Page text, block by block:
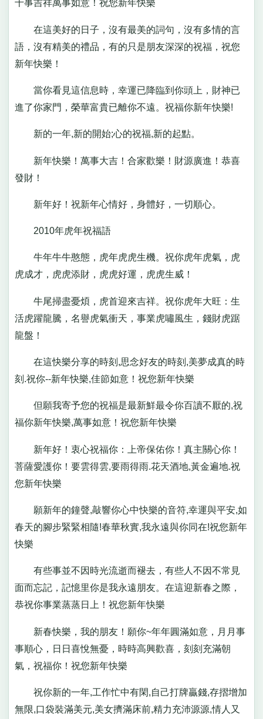
千事吉祥萬事如意！祝您新年快樂
在這美好的日子，沒有最美的詞句，沒有多情的言
語，沒有精美的禮品，有的只是朋友深深的祝福，祝您
新年快樂！
當你看見這信息時，幸運已降臨到你頭上，財神已
進了你家門，榮華富貴已離你不遠。祝福你新年快樂!
新的一年,新的開始;心的祝福,新的起點。
新年快樂！萬事大吉！合家歡樂！財源廣進！恭喜
發財！
新年好！祝新年心情好，身體好，一切順心。
2010年虎年祝福語
牛年牛牛憨態，虎年虎虎生機。祝你虎年虎氣，虎
虎成才，虎虎添財，虎虎好運，虎虎生威！
牛尾掃盡憂煩，虎首迎來吉祥。祝你虎年大旺：生
活虎躍龍騰，名譽虎氣衝天，事業虎嘯風生，錢財虎踞
龍盤！
在這快樂分享的時刻,思念好友的時刻,美夢成真的時
刻.祝你--新年快樂,佳節如意！祝您新年快樂
但願我寄予您的祝福是最新鮮最令你百讀不厭的,祝
福你新年快樂,萬事如意！祝您新年快樂
新年好！衷心祝福你：上帝保佑你！真主關心你！
菩薩愛護你！要雲得雲,要雨得雨.花天酒地,黃金遍地.祝
您新年快樂
願新年的鐘聲,敲響你心中快樂的音符,幸運與平安,如
春天的腳步緊緊相隨!春華秋實,我永遠與你同在!祝您新年
快樂
有些事並不因時光流逝而褪去，有些人不因不常見
面而忘記，記憶里你是我永遠朋友。在這迎新春之際，
恭祝你事業蒸蒸日上！祝您新年快樂
新春快樂，我的朋友！願你~年年圓滿如意，月月事
事順心，日日喜悅無憂，時時高興歡喜，刻刻充滿朝
氣，祝福你！祝您新年快樂
祝你新的一年,工作忙中有閑,自己打牌贏錢,存摺增加
無限,口袋裝滿美元,美女擠滿床前,精力充沛源源,情人又